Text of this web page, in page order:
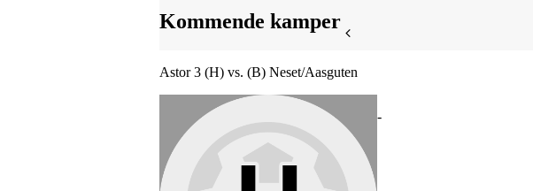
Kommende kamper
Astor 3 (H) vs. (B) Neset/Aasguten
-